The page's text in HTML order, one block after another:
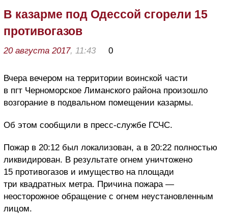
В казарме под Одессой сгорели 15
противогазов
20 августа 2017, 11:43 0
Вчера вечером на территории воинской части
в пгт Черноморское Лиманского района произошло
возгорание в подвальном помещении казармы.
Об этом сообщили в пресс-службе ГСЧС.
Пожар в 20:12 был локализован, а в 20:22 полностью
ликвидирован. В результате огнем уничтожено
15 противогазов и имущество на площади
три квадратных метра. Причина пожара —
неосторожное обращение с огнем неустановленным
лицом.